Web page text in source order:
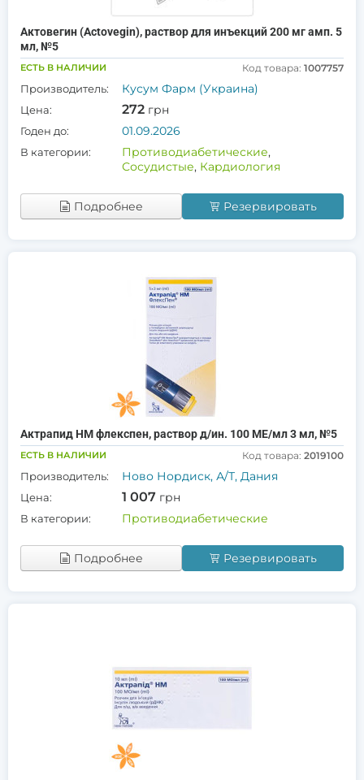
Актовегин (Actovegin), раствор для инъекций 200 мг амп. 5
мл, №5
ЕСТЬ В НАЛИЧИИ Код товара: 1007757
Производитель: Кусум Фарм (Украина)
Цена: 272 грн
Годен до: 01.09.2026
В категории: Противодиабетические,
Сосудистые, Кардиология
Подробнее Резервировать
Актрапид HM флекспен, раствор д/ин. 100 МЕ/мл 3 мл, №5
ЕСТЬ В НАЛИЧИИ Код товара: 2019100
Производитель: Ново Нордиск, А/Т, Дания
Цена: 1 007 грн
В категории: Противодиабетические
Подробнее Резервировать